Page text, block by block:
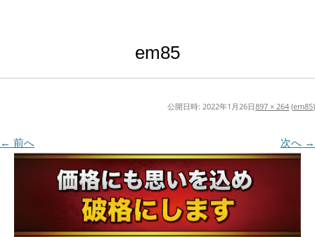
em85
公開日時: 2022年1月26日897 × 264 (em85)
← 前へ 次へ →